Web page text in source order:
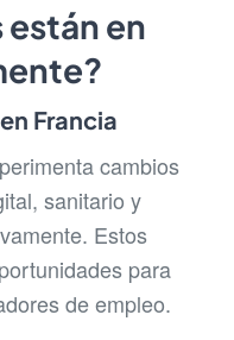
en
Francia
cambios
sanitario y
Estos
para
de empleo.